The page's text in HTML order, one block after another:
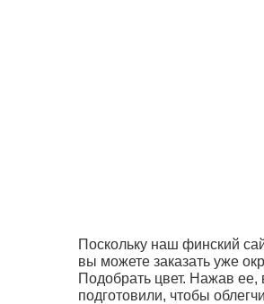
Поскольку наш финский
вы можете заказать уже
Подобрать цвет. Нажав
подготовили, чтобы